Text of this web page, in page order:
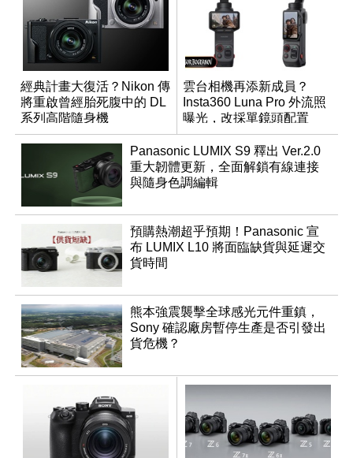
經典計畫大復活？Nikon 傳
將重啟曾經胎死腹中的 DL
系列高階隨身機
雲台相機再添新成員？
Insta360 Luna Pro 外流照
曝光，改採單鏡頭配置
Panasonic LUMIX S9 釋出 Ver.2.0
重大韌體更新，全面解鎖有線連接
與隨身色調編輯
預購熱潮超乎預期！Panasonic 宣
布 LUMIX L10 將面臨缺貨與延遲交
貨時間
熊本強震襲擊全球感光元件重鎮，
Sony 確認廠房暫停生產是否引發出
貨危機？